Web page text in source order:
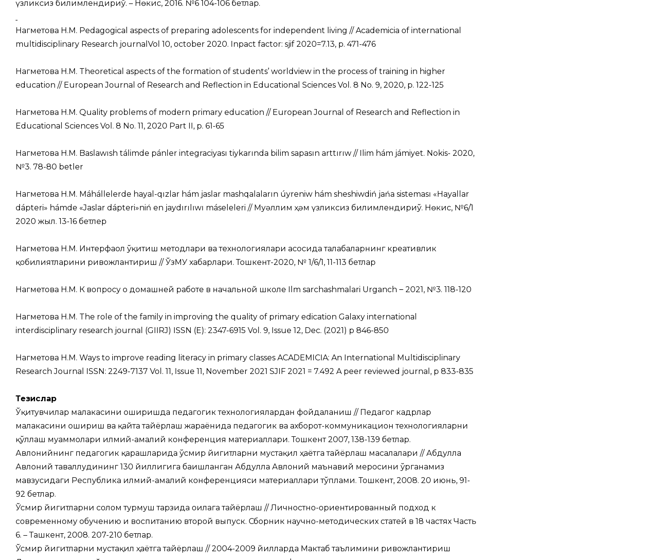
үзликсиз билимлендириў. – Нөкис, 2016. №6 104-106 бетлар.
Нагметова Н.М. Pedagogical aspects of preparing adolescents for independent living // Academiсia of international
multidisciplinary Research journalVol 10, october 2020. Inpact factor: sjif 2020=7.13, p. 471-476
Нагметова Н.М. Theoretical aspects of the formation of students’ worldview in the process of training in higher
education // European Journal of Research and Reflection in Educational Sciences Vol. 8 No. 9, 2020, p. 122-125
Нагметова Н.М. Quality problems of modern primary education // European Journal of Research and Reflection in
Educational Sciences Vol. 8 No. 11, 2020 Part II, p. 61-65
Нагметова Н.М. Baslawısh tálimde pánler integraciyası tiykarında bilim sapasın arttırıw // Ilim hám jámiyet. Nokis- 2020,
№3. 78-80 betlеr
Нагметова Н.М. Máhállelerde hayal-qızlar hám jaslar mashqalaların úyreniw hám sheshiwdiń jańa sisteması «Hayallar
dápteri» hámde «Jaslar dápteri»niń en jaydırılıwı máseleleri // Муғәллим ҳәм үзликсиз билимлендириў. Нөкис, №6/1
2020 жыл. 13-16 бетлер
Нагметова Н.М. Интерфаол ўқитиш методлари ва технологиялари асосида талабаларнинг креативлик
қобилиятларини ривожлантириш // ЎзМУ хабарлари. Тошкент-2020, № 1/6/1, 11-113 бетлар
Нагметова Н.М. К вопросу о домашней работе в начальной школе Ilm sarchashmalari Urganch ‒ 2021, №3. 118-120
Нагметова Н.М. The role of the family in improving the quality of primary edication Galaxy international
interdisciplinary research journal (GIIRJ) ISSN (E): 2347-6915 Vol. 9, Issue 12, Dec. (2021) p 846-850
Нагметова Н.М. Ways to improve reading literacy in primary classes ACADEMICIA: An International Multidisciplinary
Research Journal ISSN: 2249-7137 Vol. 11, Issue 11, November 2021 SJIF 2021 = 7.492 A peer reviewed journal, p 833-835
Тезислар
Ўқитувчилар малакасини оширишда педагогик технологиялардан фойдаланиш // Педагог кадрлар
малакасини ошириш ва қайта тайёрлаш жараёнида педагогик ва ахборот-коммуникaцион технологияларни
қўллаш муаммолари илмий-амалий конференция материаллари. Тошкент 2007, 138-139 бетлар.
Авлонийнинг педагогик қарашларида ўсмир йигитларни мустақил ҳаётга тайёрлаш масалалари // Абдулла
Авлоний таваллудининг 130 йиллигига бағишланган Абдулла Авлоний маънавий меросини ўрганамиз
мавзусидаги Республика илмий-амалий конференцияси материаллари тўплами. Тошкент, 2008. 20 июнь, 91-
92 бетлар.
Ўсмир йигитларни соғлом турмуш тарзида оилага тайёрлаш // Личностно-ориентированный подход к
современному обучению и воспитанию второй выпуск. Сборник научно-методических статей в 18 частях Часть
6. – Ташкент, 2008. 207-210 бетлар.
Ўсмир йигитларни мустақил ҳаётга тайёрлаш // 2004-2009 йилларда Мактаб таълимини ривожлантириш